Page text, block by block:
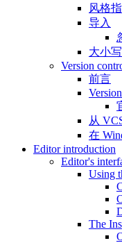
风格
导入
大小
Version
前言
从
在
Editor introduction
Editor's
Using
The